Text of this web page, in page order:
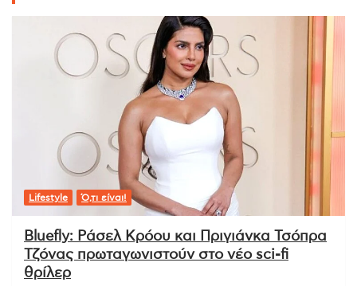
Lifestyle Ό,τι είναι!
Bluefly: Ράσελ Κρόου και Πριγιάνκα Τσόπρα
Τζόνας πρωταγωνιστούν στο νέο sci-fi
θρίλερ